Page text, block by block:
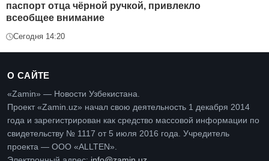
паспорт отца чёрной ручкой, привлекло
всеобщее внимание
Сегодня 14:20
О САЙТЕ
«Zamin» — Новости Узбекистана.
Проект «Zamin.uz» начал свою деятельность 1 декабря 2014
года и зарегистрирован как средство массовой информации по
свидетельству № 1117 от 5 июля 2016 года. Учредитель
проекта — ООО «ALLTEN».